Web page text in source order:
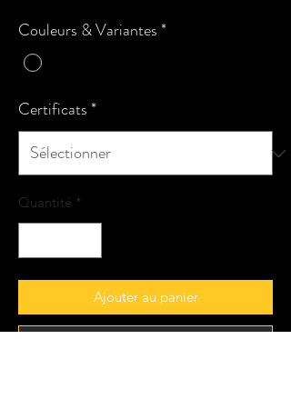
Couleurs & Variantes*
Certificats*
Quantité *
Ajouter au panier